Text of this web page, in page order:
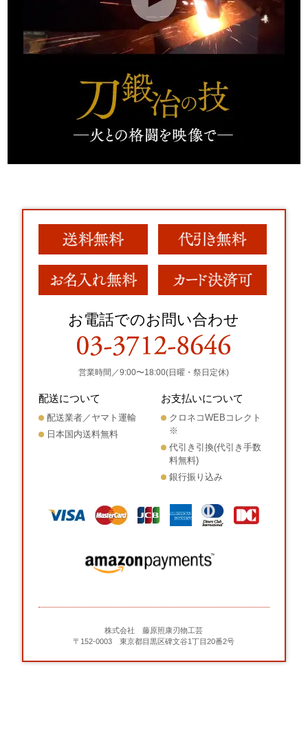
お電話でのお問い合わせ
営業時間／9:00〜18:00(日曜・祭日定休)
配送について
配送業者／ヤマト運輸
日本国内送料無料
お支払いについて
クロネコWEBコレクト
※
代引き引換(代引き手数
料無料)
銀行振り込み
株式会社 藤原照康刃物工芸
〒152-0003 東京都目黒区碑文谷1丁目20番2号